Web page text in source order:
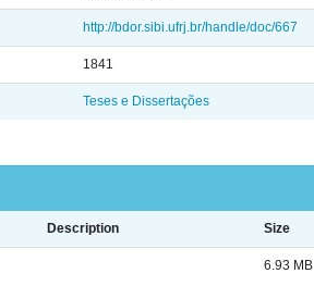
http://bdor.sibi.ufrj.br/handle/doc/667
1841
Teses e Dissertações
Description Size
6.93 MB